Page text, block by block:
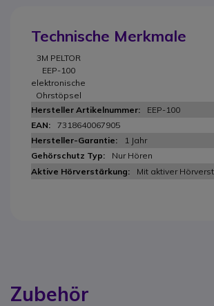
Technische Merkmale
3M PELTOR
EEP-100
elektronische
Ohrstöpsel
EEP-100
7318640067905
1 Jahr
Nur Hören
Mit aktiver
Zubehör